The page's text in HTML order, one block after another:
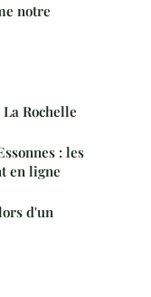
notre
Rochelle
: les
en ligne
d'un